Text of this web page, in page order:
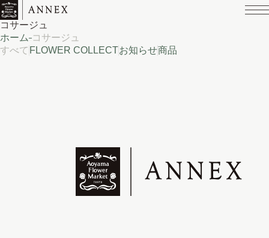
コサージュ
ホーム コサージュ
すべて FLOWER COLLECTお知らせ商品